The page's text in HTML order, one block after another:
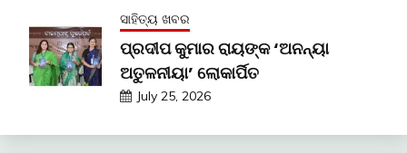
ସାହିତ୍ୟ ଖବର
ପ୍ରଦୀପ କୁମାର ରାୟଙ୍କ ‘ଅନନ୍ୟା
ଅତୁଳନୀୟା’ ଲୋକାର୍ପିତ
July 25, 2026